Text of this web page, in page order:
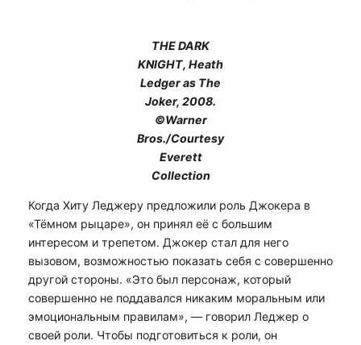
THE DARK
KNIGHT, Heath
Ledger as The
Joker, 2008.
©Warner
Bros./Courtesy
Everett
Collection
Когда Хиту Леджеру предложили роль Джокера в
«Тёмном рыцаре», он принял её с большим
интересом и трепетом. Джокер стал для него
вызовом, возможностью показать себя с совершенно
другой стороны. «Это был персонаж, который
совершенно не поддавался никаким моральным или
эмоциональным правилам», — говорил Леджер о
своей роли. Чтобы подготовиться к роли, он